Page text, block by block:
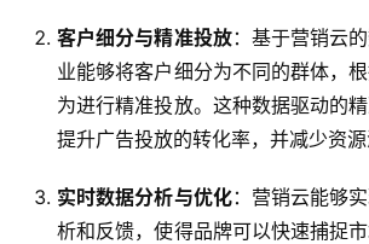
客户细分与精准投放：基于营销云
业能够将客户细分为不同的群体，
为进行精准投放。这种数据驱动的
提升广告投放的转化率，并减少资源
实时数据分析与优化：营销云能够
析和反馈，使得品牌可以快速捕捉